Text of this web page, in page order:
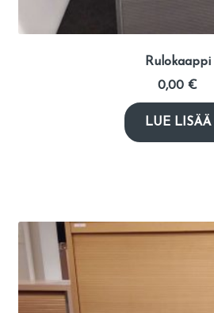
Rulokaappi
0,00 €
LUE LISÄÄ